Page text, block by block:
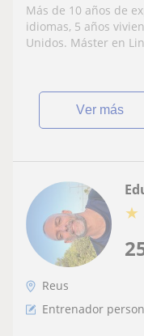
Más de 10 años de
idiomas, 5 años
Unidos. Máster en
ver más
★
Reus
Entrenador